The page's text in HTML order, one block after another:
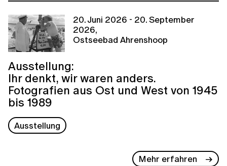
20. Juni 2026 - 20. September
2026,
Ostseebad Ahrenshoop
Ausstellung:
Ihr denkt, wir waren anders.
Fotografien aus Ost und West von 1945
bis 1989
Ausstellung
Mehr erfahren